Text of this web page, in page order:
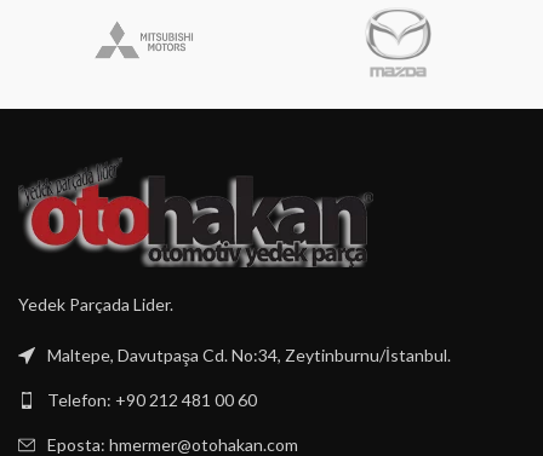
Yedek Parçada Lider.
Maltepe, Davutpaşa Cd. No:34, Zeytinburnu/İstanbul.
Telefon: +90 212 481 00 60
Eposta: hmermer@otohakan.com